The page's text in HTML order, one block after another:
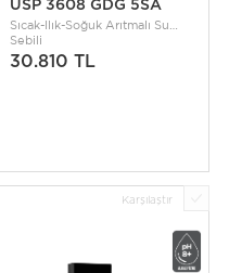
USP 3608 GDG 5SA
Sıcak-Ilık-Soğuk Arıtmalı Su
Sebili
30.810 TL
Karşılaştır